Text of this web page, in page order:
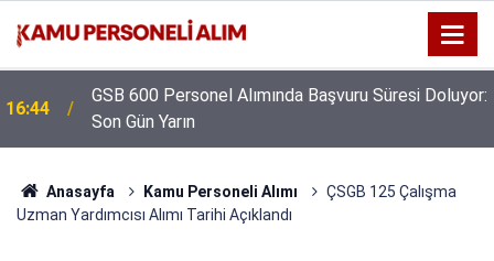
16:44
GSB 600 Personel Alımında Başvuru Süresi Doluyor:
Son Gün Yarın
Anasayfa Kamu Personeli Alımı
ÇSGB 125 Çalışma
Uzman Yardımcısı Alımı Tarihi Açıklandı